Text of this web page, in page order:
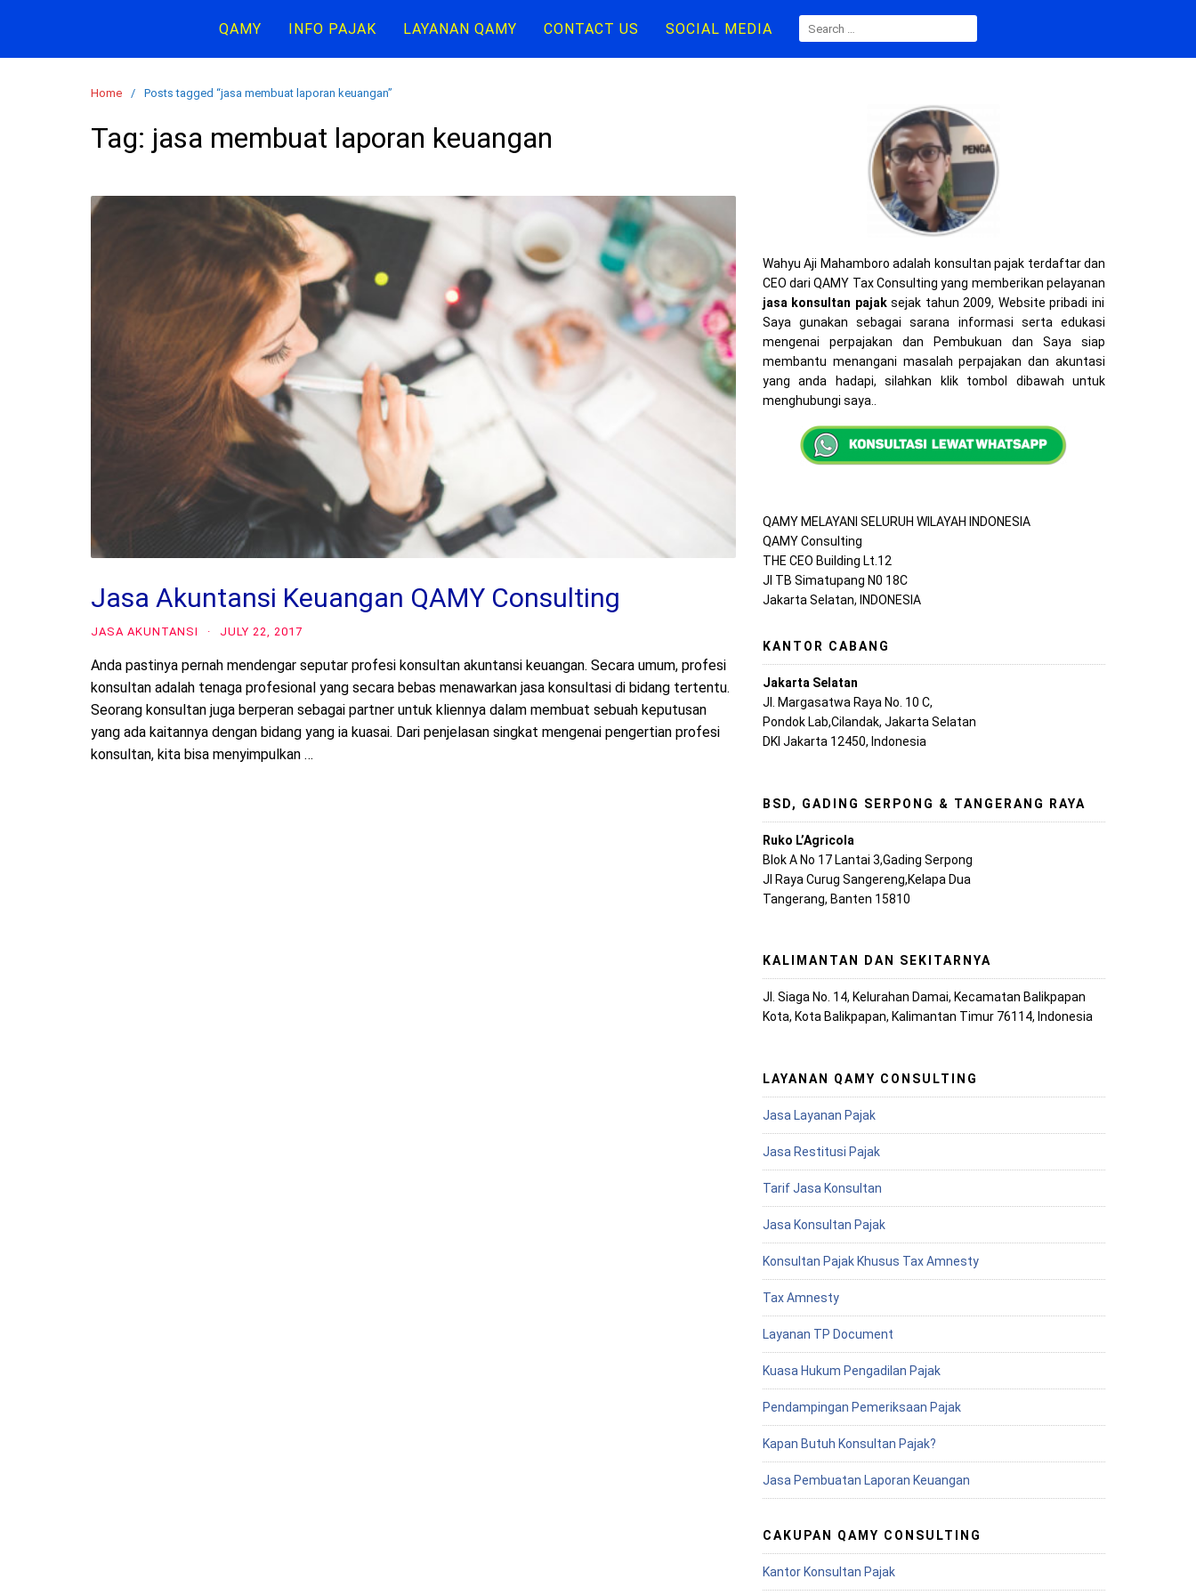
content
QAMY INFO PAJAK LAYANAN QAMY CONTACT US SOCIAL MEDIA
FOR:
Home Posts tagged “jasa membuat laporan keuangan”
Tag: jasa membuat laporan keuangan
Jasa Akuntansi Keuangan QAMY Consulting
JASA AKUNTANSI · JULY 22, 2017
Anda pastinya pernah mendengar seputar profesi konsultan akuntansi keuangan. Secara umum, profesi
konsultan adalah tenaga profesional yang secara bebas menawarkan jasa konsultasi di bidang tertentu.
Seorang konsultan juga berperan sebagai partner untuk kliennya dalam membuat sebuah keputusan
yang ada kaitannya dengan bidang yang ia kuasai. Dari penjelasan singkat mengenai pengertian profesi
konsultan, kita bisa menyimpulkan …
Wahyu Aji Mahamboro adalah konsultan pajak terdaftar dan
CEO dari QAMY Tax Consulting yang memberikan pelayanan
jasa konsultan pajaksejak tahun 2009, Website pribadi ini
Saya gunakan sebagai sarana informasi serta edukasi
mengenai perpajakan dan Pembukuan dan Saya siap
membantu menangani masalah perpajakan dan akuntasi
yang anda hadapi, silahkan klik tombol dibawah untuk
menghubungi saya..
QAMY MELAYANI SELURUH WILAYAH INDONESIA
QAMY Consulting
THE CEO Building Lt.12
Jl TB Simatupang N0 18C
Jakarta Selatan, INDONESIA
KANTOR CABANG
Jakarta Selatan
Jl. Margasatwa Raya No. 10 C,
Pondok Lab,Cilandak, Jakarta Selatan
DKI Jakarta 12450, Indonesia
BSD, GADING SERPONG & TANGERANG RAYA
Ruko L’Agricola
Blok A No 17 Lantai 3,Gading Serpong
Jl Raya Curug Sangereng,Kelapa Dua
Tangerang, Banten 15810
KALIMANTAN DAN SEKITARNYA
Jl. Siaga No. 14, Kelurahan Damai, Kecamatan Balikpapan
Kota, Kota Balikpapan, Kalimantan Timur 76114, Indonesia
LAYANAN QAMY CONSULTING
Jasa Layanan Pajak
Jasa Restitusi Pajak
Tarif Jasa Konsultan
Jasa Konsultan Pajak
Konsultan Pajak Khusus Tax Amnesty
Tax Amnesty
Layanan TP Document
Kuasa Hukum Pengadilan Pajak
Pendampingan Pemeriksaan Pajak
Kapan Butuh Konsultan Pajak?
Jasa Pembuatan Laporan Keuangan
CAKUPAN QAMY CONSULTING
Kantor Konsultan Pajak